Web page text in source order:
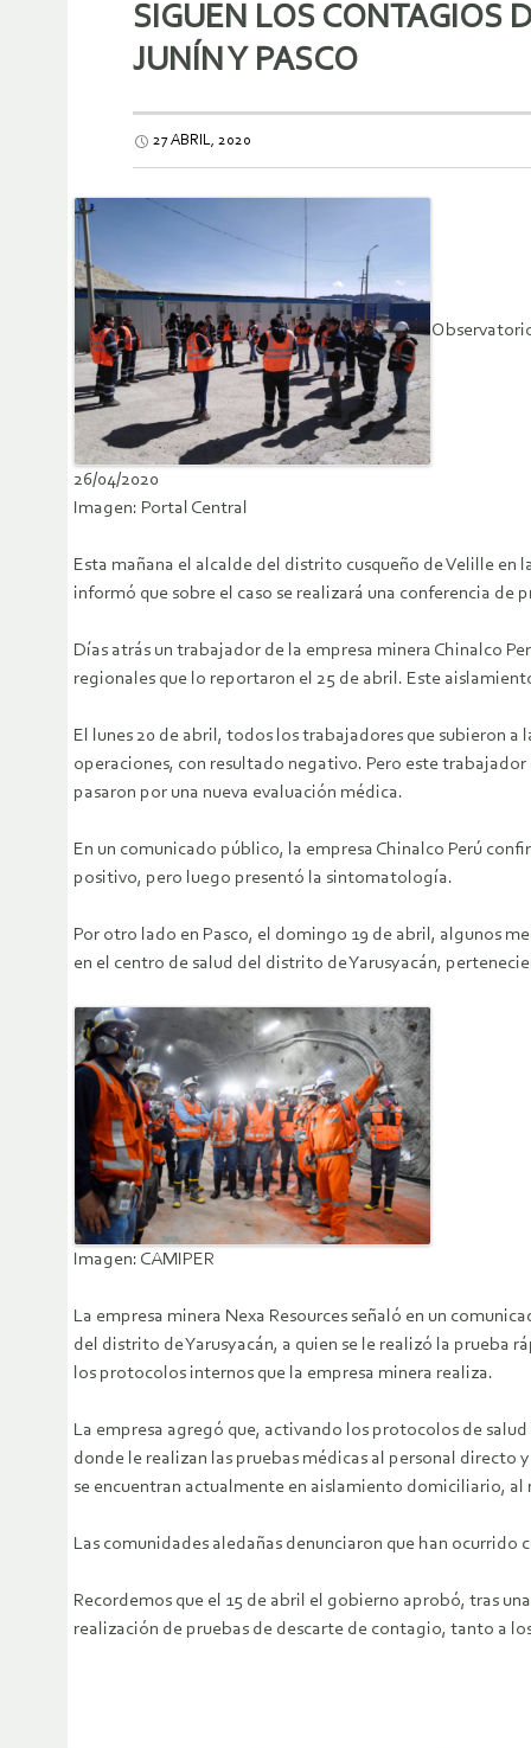
SIGUEN LOS CONTAGIOS
JUNÍN Y PASCO
27 ABRIL, 2020
26/04/2020
Imagen: Portal Central
Esta mañana el alcalde del distrito cusqueño de Velille en
informó que sobre el caso se realizará una conferencia
Días atrás un trabajador de la empresa minera Chinalco
regionales que lo reportaron el 25 de abril. Este
El lunes 20 de abril, todos los trabajadores que subieron
operaciones, con resultado negativo. Pero este
pasaron por una nueva evaluación médica.
En un comunicado público, la empresa Chinalco Perú
positivo, pero luego presentó la sintomatología.
Por otro lado en Pasco, el domingo 19 de abril, algunos
en el centro de salud del distrito de Yarusyacán,
Imagen: CAMIPER
La empresa minera Nexa Resources señaló en un
del distrito de Yarusyacán, a quien se le realizó la prueba
los protocolos internos que la empresa minera realiza.
La empresa agregó que, activando los protocolos de
donde le realizan las pruebas médicas al personal directo
se encuentran actualmente en aislamiento domiciliario,
Las comunidades aledañas denunciaron que han
Recordemos que el 15 de abril el gobierno aprobó, tras
realización de pruebas de descarte de contagio, tanto a